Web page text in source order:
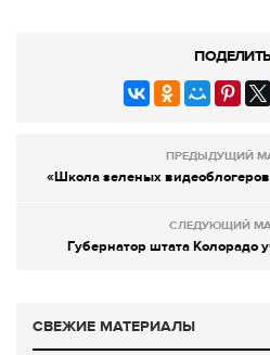
ПРЕДЫДУЩИЙ
«Школа зеленых
СЛЕДУЮЩИЙ
Губернатор штата Колорадо
СВЕЖИЕ МАТЕРИАЛЫ